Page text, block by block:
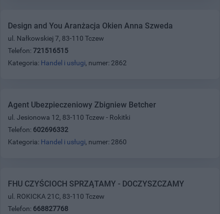
Design and You Aranżacja Okien Anna Szweda
ul. Nałkowskiej 7, 83-110 Tczew
Telefon: 721516515
Kategoria: Handel i usługi, numer: 2862
Agent Ubezpieczeniowy Zbigniew Betcher
ul. Jesionowa 12, 83-110 Tczew - Rokitki
Telefon: 602696332
Kategoria: Handel i usługi, numer: 2860
FHU CZYŚCIOCH SPRZĄTAMY - DOCZYSZCZAMY
ul. ROKICKA 21C, 83-110 Tczew
Telefon: 668827768